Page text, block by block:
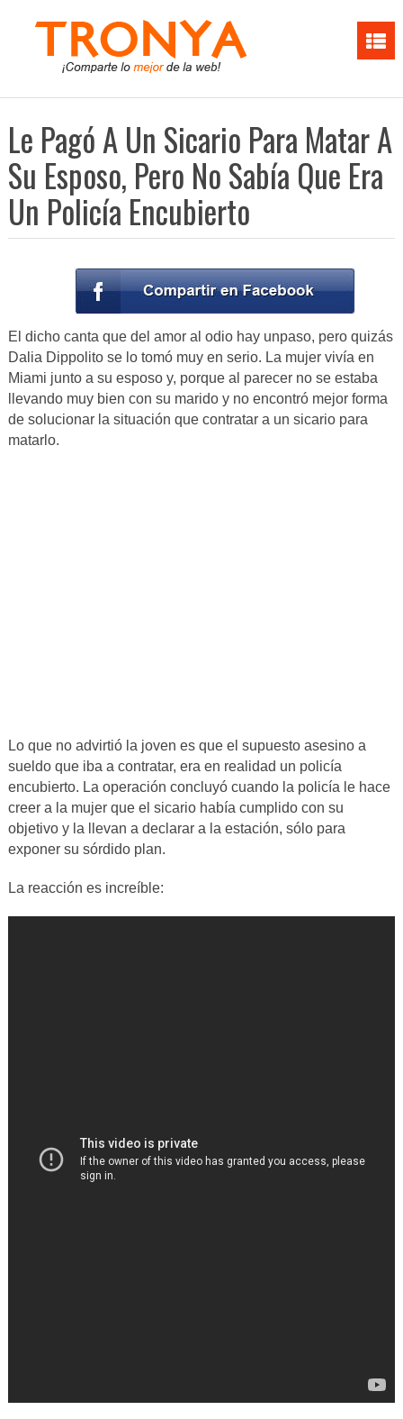
Le Pagó A Un Sicario Para Matar A
Su Esposo, Pero No Sabía Que Era
Un Policía Encubierto
El dicho canta que del amor al odio hay unpaso, pero quizás
Dalia Dippolito se lo tomó muy en serio. La mujer vivía en
Miami junto a su esposo y, porque al parecer no se estaba
llevando muy bien con su marido y no encontró mejor forma
de solucionar la situación que contratar a un sicario para
matarlo.
Lo que no advirtió la joven es que el supuesto asesino a
sueldo que iba a contratar, era en realidad un policía
encubierto. La operación concluyó cuando la policía le hace
creer a la mujer que el sicario había cumplido con su
objetivo y la llevan a declarar a la estación, sólo para
exponer su sórdido plan.
La reacción es increíble: